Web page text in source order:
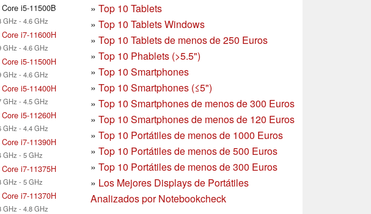
i5-11500B
GHz - 4.6 GHz
i7-11600H
GHz - 4.6 GHz
i5-11500H
GHz - 4.6 GHz
i5-11400H
GHz - 4.5 GHz
i5-11260H
GHz - 4.4 GHz
i7-11390H
GHz - 5 GHz
i7-11375H
GHz - 5 GHz
i7-11370H
GHz - 4.8 GHz
» Top 10 Tablets
» Top 10 Tablets Windows
» Top 10 Tablets de menos de 250 Euros
» Top 10 Phablets (>5.5")
» Top 10 Smartphones
» Top 10 Smartphones (≤5")
» Top 10 Smartphones de menos de 300 Euros
» Top 10 Smartphonesde menos de 120 Euros
» Top 10 Portátiles de menos de 1000 Euros
» Top 10 Portátiles de menos de 500 Euros
» Top 10 Portátiles de menos de 300 Euros
» Los Mejores Displays de Portátiles
Analizados por Notebookcheck